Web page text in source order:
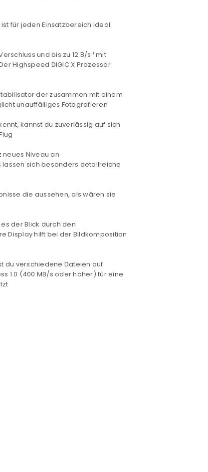
für jeden Einsatzbereich ideal.
und bis zu 12 B/s ¹ mit
Highspeed DIGIC X Prozessor
der zusammen mit einem
unauffälliges Fotografieren
kannst du zuverlässig auf sich
neues Niveau an
sich besonders detailreiche
die aussehen, als wären sie
der Blick durch den
Display hilft bei der Bildkomposition
du verschiedene Dateien auf
1.0 (400 MB/s oder höher) für eine